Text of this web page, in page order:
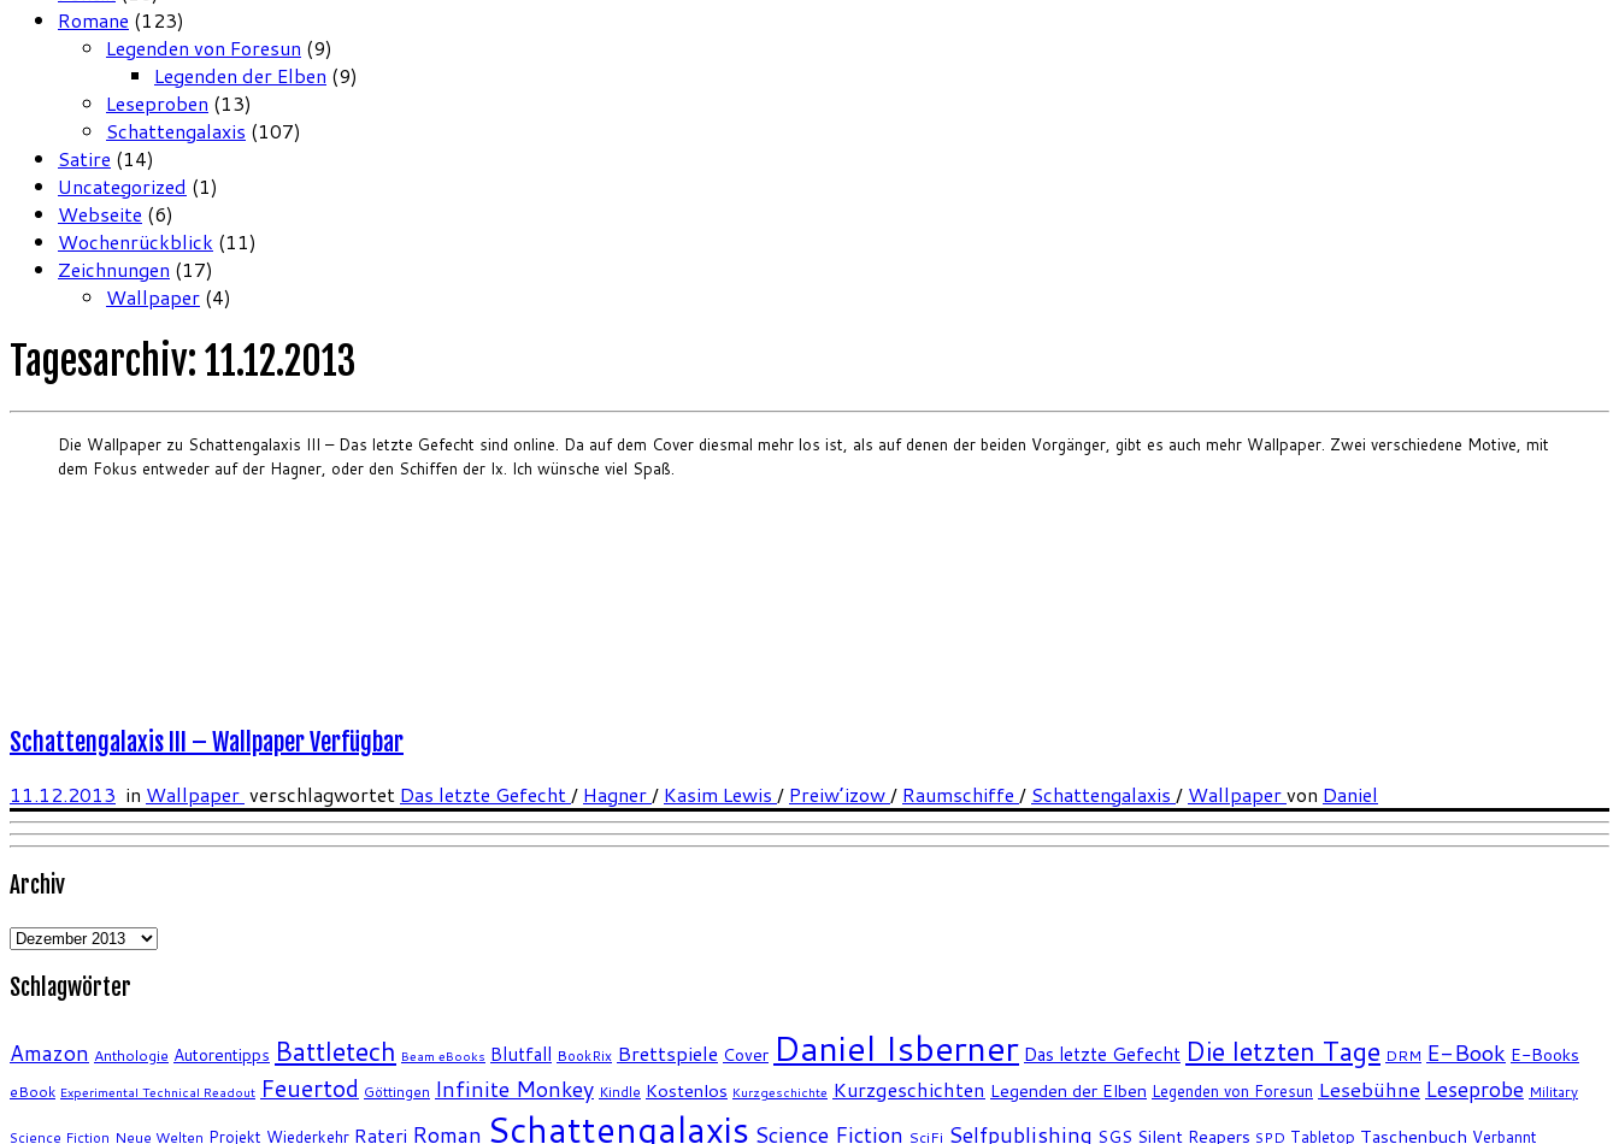
Romane (123)
Legenden von Foresun (9)
Legenden der Elben (9)
Leseproben (13)
Schattengalaxis (107)
Satire (14)
Uncategorized (1)
Webseite (6)
Wochenrückblick (11)
Zeichnungen (17)
Wallpaper (4)
Tagesarchiv: 11.12.2013
Die Wallpaper zu Schattengalaxis III – Das letzte Gefecht sind online. Da auf dem Cover diesmal mehr los ist, als auf denen der beiden Vorgänger, gibt es auch mehr Wallpaper. Zwei verschiedene Motive, mit
dem Fokus entweder auf der Hagner, oder den Schiffen der Ix. Ich wünsche viel Spaß.
Schattengalaxis III – Wallpaper Verfügbar
11.12.2013 in Wallpaper verschlagwortet Das letzte Gefecht/ Hagner/ Kasim Lewis / Preiw’izow/ Raumschiffe / Schattengalaxis / Wallpapervon Daniel
Archiv
Archiv
Schlagwörter
Amazon Anthologie Autorentipps Battletech Beam eBooks Blutfall BookRix Brettspiele Cover Daniel Isberner Das letzte Gefecht Die letzten Tage DRM E-Book E-Books
eBook Experimental Technical Readout Feuertod Göttingen Infinite Monkey Kindle Kostenlos Kurzgeschichte Kurzgeschichten Legenden der Elben Legenden von Foresun Lesebühne Leseprobe Military
Science Fiction Neue Welten Projekt Wiederkehr Rateri Roman Schattengalaxis Science Fiction SciFi Selfpublishing SGS Silent Reapers SPD Tabletop Taschenbuch Verbannt